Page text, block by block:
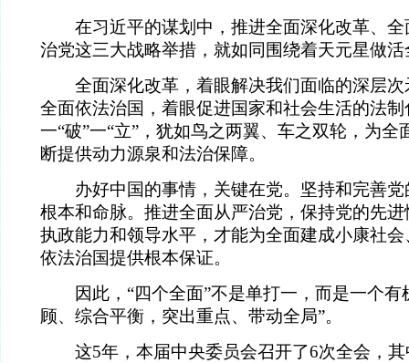
在习近平的谋划中，推进全面深化改革、全
治党这三大战略举措，就如同围绕着天元星做活
全面深化改革，着眼解决我们面临的深层次
全面依法治国，着眼促进国家和社会生活的法
一“破”一“立”，犹如鸟之两翼、车之双轮，为
断提供动力源泉和法治保障。
办好中国的事情，关键在党。坚持和完善党
根本和命脉。推进全面从严治党，保持党的先
执政能力和领导水平，才能为全面建成小康社
依法治国提供根本保证。
因此，“四个全面”不是单打一，而是一个有
顾、综合平衡，突出重点、带动全局”。
这5年，本届中央委员会召开了6次全会，其